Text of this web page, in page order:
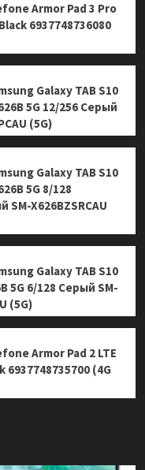
Armor Pad 3 Pro
6937748736080
Galaxy TAB S10
5G 12/256 Серый
(5G)
Galaxy TAB S10
5G 8/128
SM-X626BZSRCAU
Galaxy TAB S10
5G 6/128 Серый SM-
(5G)
Armor Pad 2 LTE
6937748735700 (4G